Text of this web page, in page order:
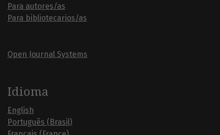
Para autores/as
Para bibliotecarios/as
Open Journal Systems
Idioma
English
Português (Brasil)